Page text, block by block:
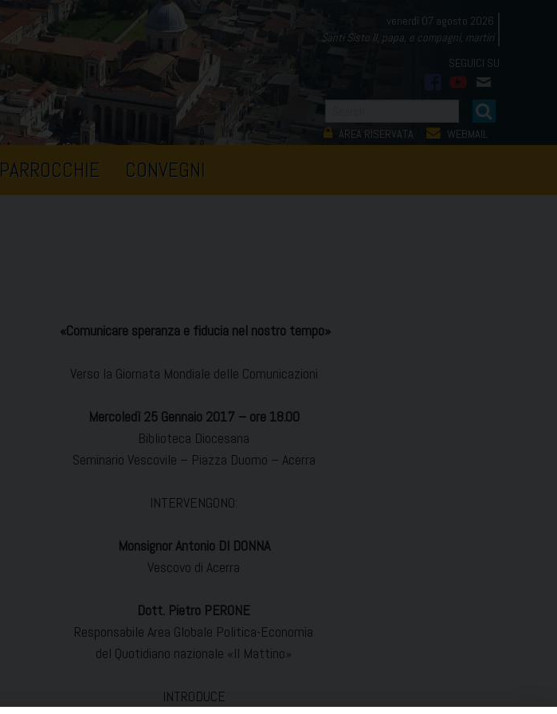
venerdì 07 agosto 2026
Santi Sisto II, papa, e compagni, martiri
facebook
youtube
mail
AREA RISERVATA WEBMAIL
PARROCCHIE CONVEGNI
«Comunicare speranza e fiducia nel nostro tempo»
Verso la Giornata Mondiale delle Comunicazioni
Mercoledì 25 Gennaio 2017 – ore 18.00
Biblioteca Diocesana
Seminario Vescovile – Piazza Duomo – Acerra
INTERVENGONO:
Monsignor Antonio DI DONNA
Vescovo di Acerra
Dott. Pietro PERONE
Responsabile Area Globale Politica-Economia
del Quotidiano nazionale «Il Mattino»
INTRODUCE